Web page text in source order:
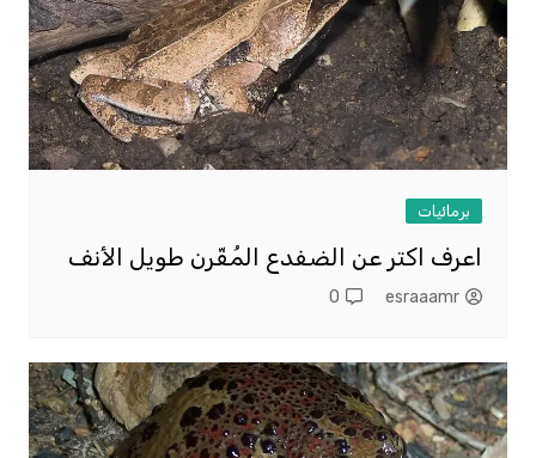
برمائيات
اعرف اكتر عن الضفدع المُقّرن طويل الأنف
esraaamr
0